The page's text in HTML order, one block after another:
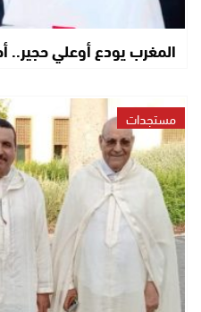
المغرب يودع أوعلي حجير..
مستجدات